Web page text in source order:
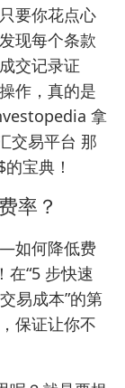
要你花点心
现每个条款
交记录证
作，真的是
拿
交易平台 那
宝典！
率？
如何降低费
在“5 步快速
易成本”的第
保证让你不